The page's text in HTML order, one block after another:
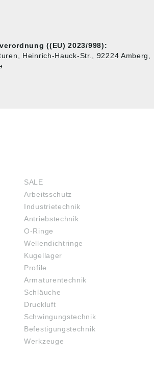
((EU) 2023/998):
Heinrich-Hauck-Str., 92224 Amberg,
SALE
Arbeitsschutz
Industrietechnik
Antriebstechnik
O-Ringe
Wellendichtringe
Kugellager
Profile
Armaturentechnik
Schläuche
Druckluft
Schwingungstechnik
Befestigungstechnik
Werkzeuge